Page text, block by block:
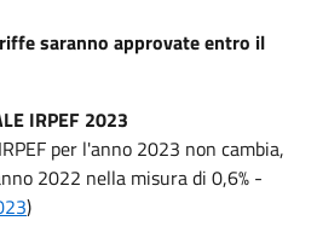
saranno approvate entro il
IRPEF 2023
per l'anno 2023 non cambia,
2022 nella misura di 0,6% -
)